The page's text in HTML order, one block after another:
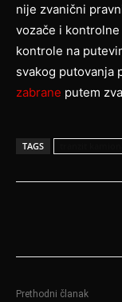
nije zvanični
vozače i
kontrole na
svakog putovanja
zabrane putem
TAGS
Prethodni članak